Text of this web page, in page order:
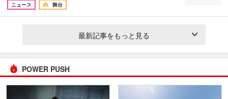
ニュース
舞台
最新記事をもっと見る
POWER PUSH